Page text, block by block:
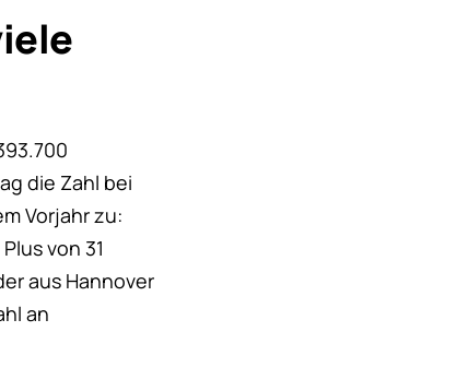
die Zahl bei
Vorjahr zu:
von 31
aus Hannover
an